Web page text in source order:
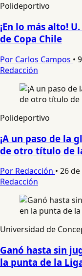
Polideportivo
¡En lo más alto!
de Copa Chile
Por Carlos Campos •
Redacción
Polideportivo
¡A un paso de la
de otro título de
Por Redacción • 26 de
Redacción
Universidad de
Ganó hasta sin
la punta de la